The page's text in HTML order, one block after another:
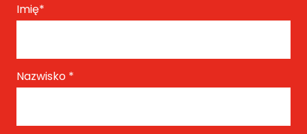
Imię*
Nazwisko *